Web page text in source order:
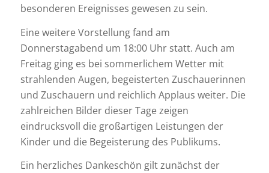
besonderen Ereignisses gewesen zu sein.
Eine weitere Vorstellung fand am
Donnerstagabend um 18:00 Uhr statt. Auch am
Freitag ging es bei sommerlichem Wetter mit
strahlenden Augen, begeisterten Zuschauerinnen
und Zuschauern und reichlich Applaus weiter. Die
zahlreichen Bilder dieser Tage zeigen
eindrucksvoll die großartigen Leistungen der
Kinder und die Begeisterung des Publikums.
Ein herzliches Dankeschön gilt zunächst der